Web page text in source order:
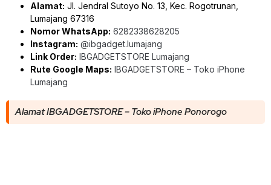
Alamat: Jl. Jendral Sutoyo No. 13, Kec. Rogotrunan,
Lumajang 67316
Nomor WhatsApp: 6282338628205
Instagram: @ibgadget.lumajang
Link Order: IBGADGETSTORE Lumajang
Rute Google Maps: IBGADGETSTORE – Toko iPhone
Lumajang
Alamat IBGADGETSTORE – Toko iPhone Ponorogo